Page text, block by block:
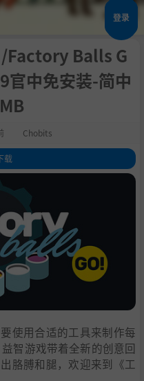
登录
/Factory Balls G
中免安装-简中
Chobits
载
使用合适的工具来制作每
智游戏带着全新的创意回
胳膊和腿，欢迎来到《工